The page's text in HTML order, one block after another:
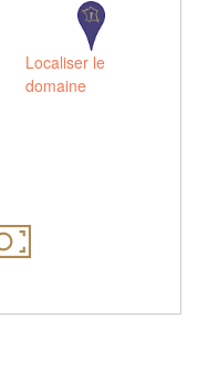
Localiser le
domaine